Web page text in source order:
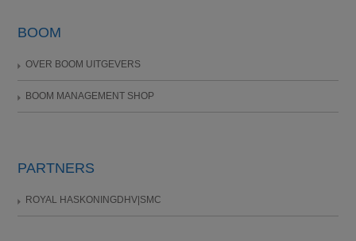
BOOM
OVER BOOM UITGEVERS
BOOM MANAGEMENT SHOP
PARTNERS
ROYAL HASKONINGDHV|SMC